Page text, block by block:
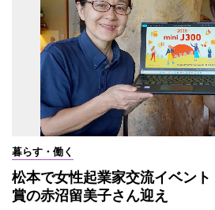
暮らす・働く
松本で女性起業家交流イベン
賞の赤沼留美子さん迎え